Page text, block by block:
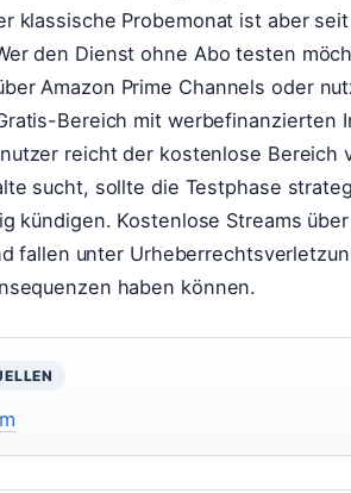
klassische Probemonat ist aber
den Dienst ohne Abo testen
Amazon Prime Channels oder
Bereich mit werbefinanzierten
reicht der kostenlose Bereich
sucht, sollte die Testphase
kündigen. Kostenlose Streams
fallen unter
haben können.